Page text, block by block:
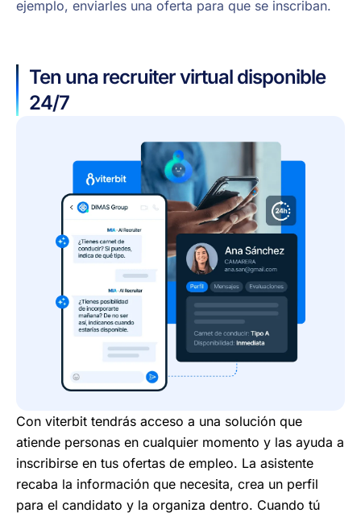
ejemplo, enviarles una oferta para que se inscriban.
Ten una recruiter virtual disponible
24/7
Con viterbit tendrás acceso a una solución que
atiende personas en cualquier momento y las ayuda a
inscribirse en tus ofertas de empleo. La asistente
recaba la información que necesita, crea un perfil
para el candidato y la organiza dentro. Cuando tú